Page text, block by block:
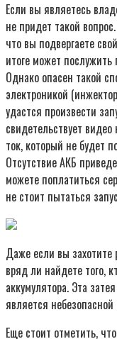
Если вы являетесь
не придет такой
что вы подвергаете
итоге может
Однако опасен такой
электроникой
удастся произвести
свидетельствует
ток, который не будет
Отсутствие АКБ
можете поплатиться
не стоит пытаться
Даже если вы захотите
вряд ли найдете того,
аккумулятора. Эта
является
Еще стоит отметить,